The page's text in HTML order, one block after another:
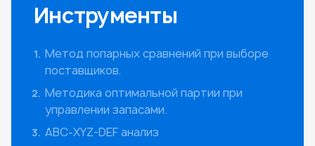
Инструменты
Метод попарных сравнений при выборе
поставщиков.
Методика оптимальной партии при
управлении запасами.
АВС-XYZ-DEF анализ